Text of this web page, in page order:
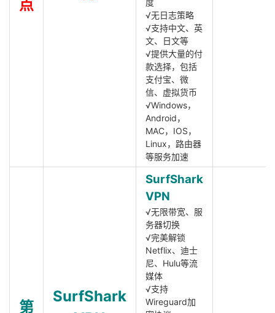
点
度
√无日志策略
√支持中文、英
文、日文等
√提供大量的付
款选择，包括
支付宝、微
信、虚拟货币
√Windows，
Android，
MAC，IOS，
Linux，路由器
等服务加速
第
SurfShark
SurfShark
VPN
√无限带宽、服
务器切换
√完美解锁
Netflix、迪士
尼、Hulu等流
媒体
√支持
Wireguard加